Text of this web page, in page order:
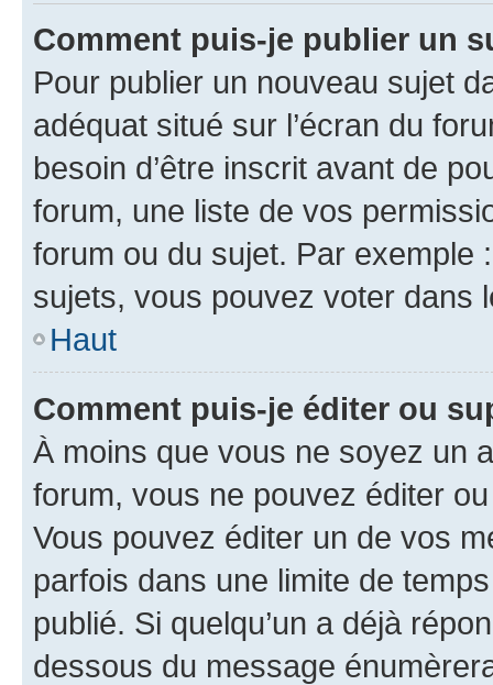
Comment puis-je publier un
Pour publier un nouveau sujet
adéquat situé sur l’écran du
besoin d’être inscrit avant de
forum, une liste de vos
forum ou du sujet. Par exemple
sujets, vous pouvez voter dans
Haut
Comment puis-je éditer ou
À moins que vous ne soyez un
forum, vous ne pouvez éditer
Vous pouvez éditer un de vos
parfois dans une limite de
publié. Si quelqu’un a déjà
dessous du message